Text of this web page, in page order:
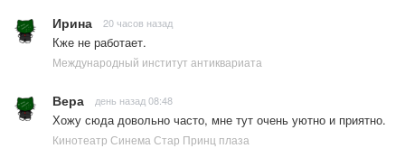
Ирина 20 часов назад
Кже не работает.
Международный институт антиквариата
Вера день назад 08:48
Хожу сюда довольно часто, мне тут очень уютно и приятно.
Кинотеатр Синема Стар Принц плаза